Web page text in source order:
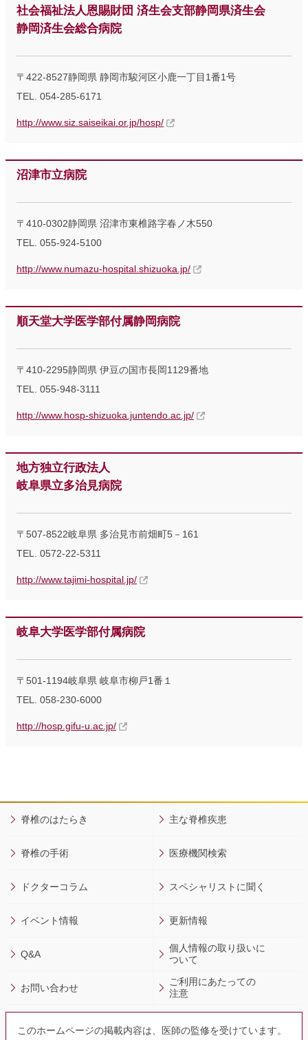
社会福祉法人恩賜財団 済生会支部静岡県済生会
静岡済生会総合病院
〒422-8527静岡県 静岡市駿河区小鹿一丁目1番1号
TEL. 054-285-6171
http://www.siz.saiseikai.or.jp/hosp/
沼津市立病院
〒410-0302静岡県 沼津市東椎路字春ノ木550
TEL. 055-924-5100
http://www.numazu-hospital.shizuoka.jp/
順天堂大学医学部付属静岡病院
〒410-2295静岡県 伊豆の国市長岡1129番地
TEL. 055-948-3111
http://www.hosp-shizuoka.juntendo.ac.jp/
地方独立行政法人
岐阜県立多治見病院
〒507-8522岐阜県 多治見市前畑町5－161
TEL. 0572-22-5311
http://www.tajimi-hospital.jp/
岐阜大学医学部付属病院
〒501-1194岐阜県 岐阜市柳戸1番１
TEL. 058-230-6000
http://hosp.gifu-u.ac.jp/
脊椎のはたらき 主な脊椎疾患
脊椎の手術 医療機関検索
ドクターコラム スペシャリストに聞く
イベント情報 更新情報
Q&A
個人情報の取り扱いに
ついて
お問い合わせ
ご利用にあたっての
注意
このホームページの掲載内容は、医師の監修を受けています。